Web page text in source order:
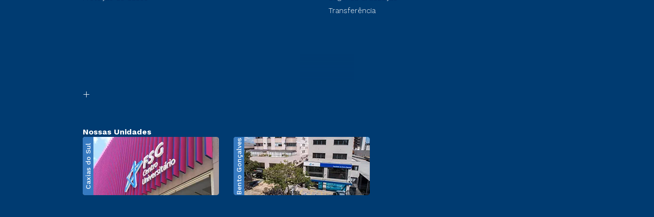
Transferência
Nossas Unidades
Caxias do Sul Bento Gonçalves